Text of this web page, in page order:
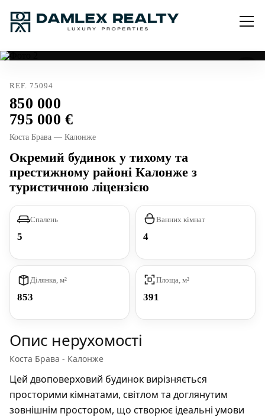
REF. 75094
850 000
795 000
Коста Брава — Калонже
Окремий будинок у тихому та
престижному районі Калонже з
туристичною ліцензією
Спалень
5
Ванних кімнат
4
Ділянка, м²
853
Площа, м²
391
Опис нерухомості
Коста Брава - Калонже
Цей двоповерховий будинок вирізняється
просторими кімнатами, світлом та доглянутим
зовнішнім простором, що створює ідеальні умови